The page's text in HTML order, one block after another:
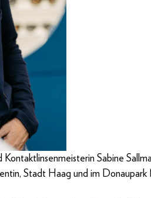
Sabine
Stadt Haag und im